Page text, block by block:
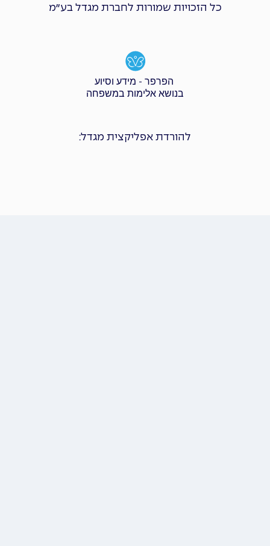
כל הזכויות שמורות לחברת מגדל בע״מ
הפרפר - מידע וסיוע
בנושא אלימות במשפחה
להורדת אפליקצית מגדל: